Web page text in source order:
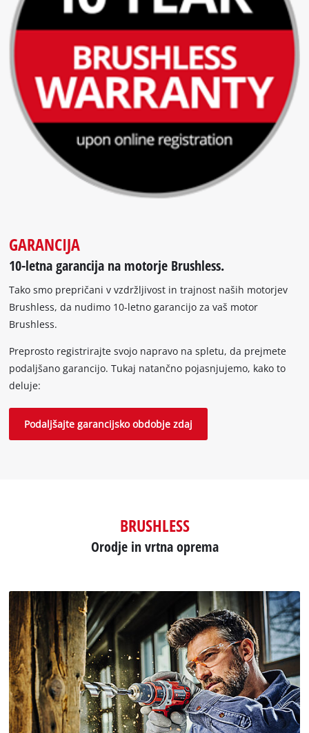
GARANCIJA
10-letna garancija na motorje Brushless.
Tako smo prepričani v vzdržljivost in trajnost naših motorjev
Brushless, da nudimo 10-letno garancijo za vaš motor
Brushless.
Preprosto registrirajte svojo napravo na spletu, da prejmete
podaljšano garancijo. Tukaj natančno pojasnjujemo, kako to
deluje:
Podaljšajte garancijsko obdobje zdaj
BRUSHLESS
Orodje in vrtna oprema